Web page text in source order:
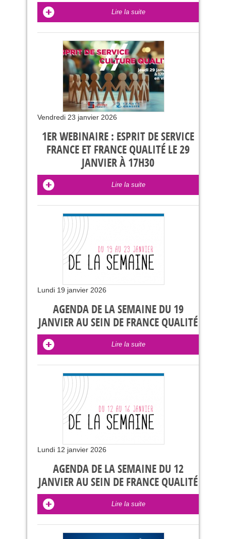
Lire la suite
Vendredi 23 janvier 2026
1ER WEBINAIRE : ESPRIT DE SERVICE
FRANCE ET FRANCE QUALITÉ LE 29
JANVIER À 17H30
Lire la suite
Lundi 19 janvier 2026
AGENDA DE LA SEMAINE DU 19
JANVIER AU SEIN DE FRANCE QUALITÉ
Lire la suite
Lundi 12 janvier 2026
AGENDA DE LA SEMAINE DU 12
JANVIER AU SEIN DE FRANCE QUALITÉ
Lire la suite